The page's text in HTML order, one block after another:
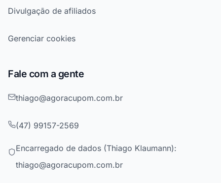
Divulgação de afiliados
Gerenciar cookies
Fale com a gente
thiago@agoracupom.com.br
(47) 99157-2569
Encarregado de dados (Thiago Klaumann):
thiago@agoracupom.com.br